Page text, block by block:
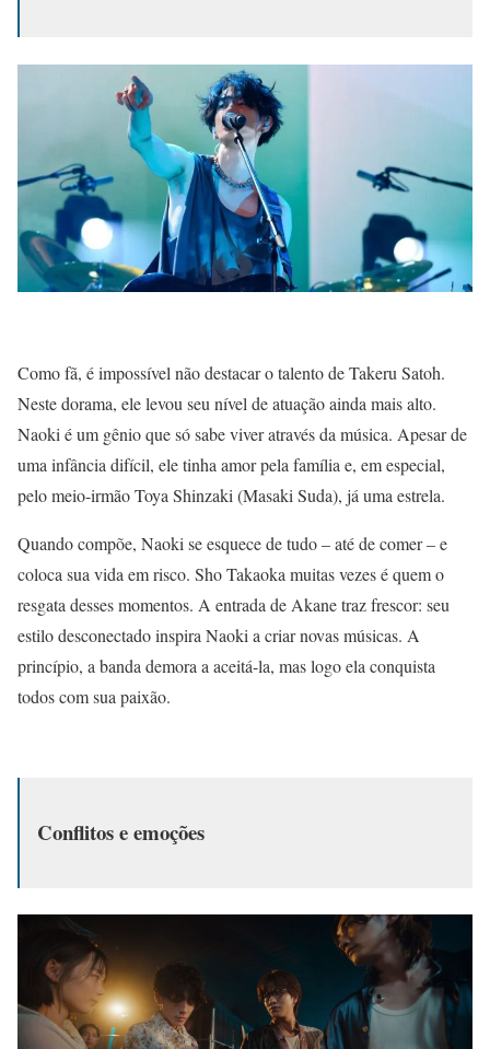
Como fã, é impossível não destacar o talento de Takeru Satoh.
Neste dorama, ele levou seu nível de atuação ainda mais alto.
Naoki é um gênio que só sabe viver através da música. Apesar de
uma infância difícil, ele tinha amor pela família e, em especial,
pelo meio-irmão Toya Shinzaki (Masaki Suda), já uma estrela.
Quando compõe, Naoki se esquece de tudo – até de comer – e
coloca sua vida em risco. Sho Takaoka muitas vezes é quem o
resgata desses momentos. A entrada de Akane traz frescor: seu
estilo desconectado inspira Naoki a criar novas músicas. A
princípio, a banda demora a aceitá-la, mas logo ela conquista
todos com sua paixão.
Conflitos e emoções